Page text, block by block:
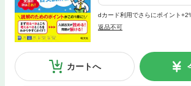
dカード利用でさらにポイント
返品不可
カートへ